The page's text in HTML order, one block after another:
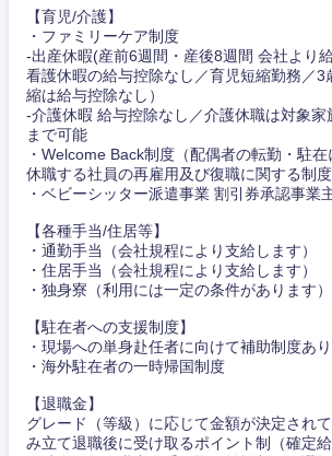
【育児/介護】
・ファミリーケア制度
-出産休暇(産前6週間・産後8週間 会社より
看護休暇の給与控除なし／育児短縮勤務／3
縮は給与控除なし）
-介護休暇 給与控除なし／介護休職は対象家
まで可能
・Welcome Back制度（配偶者の転勤・駐
休職する社員の再雇用及び復職に関する制度
・ベビーシッター派遣事業 割引券承認事業
【各種手当/住居等】
・通勤手当（会社規程により支給します）
・住居手当（会社規程により支給します）
・独身寮（利用には一定の条件があります）
【駐在者への支援制度】
・現場への単身赴任者に向けて補助制度あり
・海外駐在者の一時帰国制度
【退職金】
グレード（等級）に応じて金額が決定され
み立て退職後に受け取るポイント制（確定
甲信越・北陸
新潟県
石川県
山梨県 長野県